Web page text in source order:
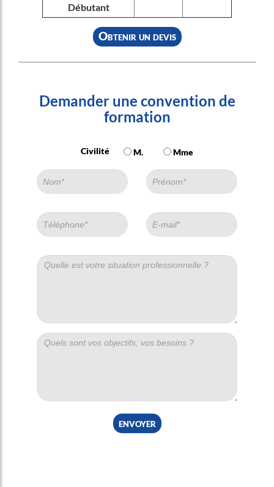
Débutant
Obtenir un devis
Demander une convention de
formation
Civilité M. Mme
envoyer